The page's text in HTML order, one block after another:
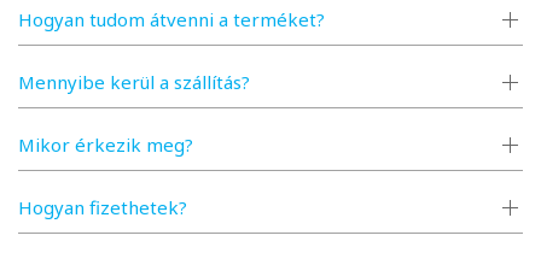
Hogyan tudom átvenni a terméket?
Mennyibe kerül a szállítás?
Mikor érkezik meg?
Hogyan fizethetek?